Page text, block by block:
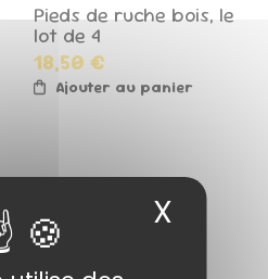
X
Pieds de ruche bois, le
lot de 4
18,50 €
Ajouter au panier